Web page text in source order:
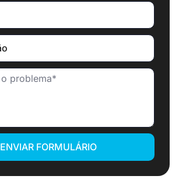
ENVIAR FORMULÁRIO